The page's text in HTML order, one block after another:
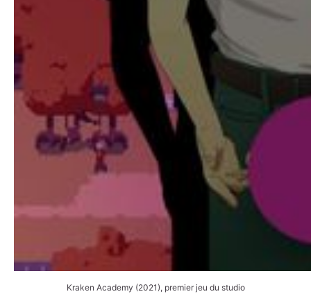
Kraken Academy (2021), premier jeu du studio